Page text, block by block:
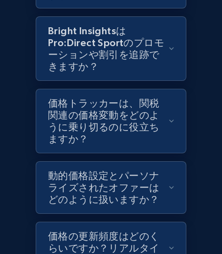
Target - Discover products by category url
URL, Product id, Title, Product description,
Rating, Reviews count, Initial price, Discount,
and more.
1.3K+ 今すぐ始める
Target - Discover products by specified
URL, Product id, Title, Product description,
Rating, Reviews count, Initial price, Discount,
and more.
1.3K+ 176+ 今すぐ始める
Bright Insightsは
Pro:Direct Sportのプロモ
ーションや割引を追跡で
きますか？
価格トラッカーは、関税
関連の価格変動をどのよ
うに乗り切るのに役立ち
ますか？
動的価格設定とパーソナ
ライズされたオファーは
どのように扱いますか？
価格の更新頻度はどのく
らいですか？リアルタイ